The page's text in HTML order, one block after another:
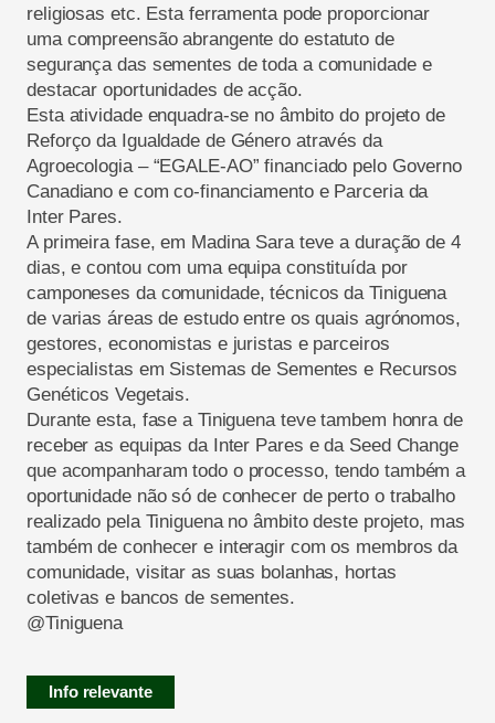
religiosas etc. Esta ferramenta pode proporcionar
uma compreensão abrangente do estatuto de
segurança das sementes de toda a comunidade e
destacar oportunidades de acção.
Esta atividade enquadra-se no âmbito do projeto de
Reforço da Igualdade de Género através da
Agroecologia – “EGALE-AO” financiado pelo Governo
Canadiano e com co-financiamento e Parceria da
Inter Pares.
A primeira fase, em Madina Sara teve a duração de 4
dias, e contou com uma equipa constituída por
camponeses da comunidade, técnicos da Tiniguena
de varias áreas de estudo entre os quais agrónomos,
gestores, economistas e juristas e parceiros
especialistas em Sistemas de Sementes e Recursos
Genéticos Vegetais.
Durante esta, fase a Tiniguena teve tambem honra de
receber as equipas da Inter Pares e da Seed Change
que acompanharam todo o processo, tendo também a
oportunidade não só de conhecer de perto o trabalho
realizado pela Tiniguena no âmbito deste projeto, mas
também de conhecer e interagir com os membros da
comunidade, visitar as suas bolanhas, hortas
coletivas e bancos de sementes.
@Tiniguena
Info relevante